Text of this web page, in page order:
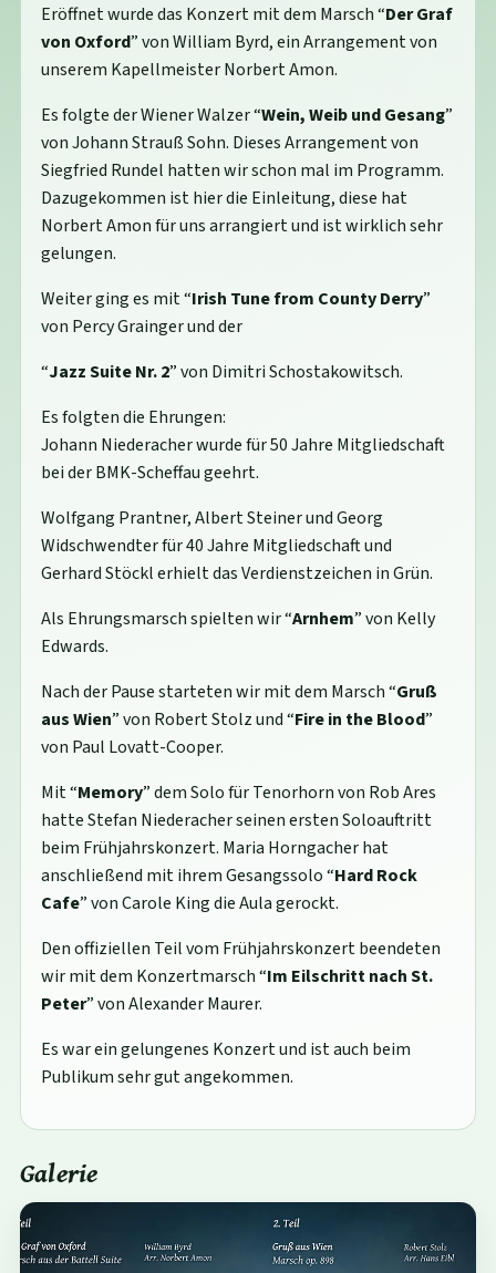
Eröffnet wurde das Konzert mit dem Marsch “Der Graf
von Oxford” von William Byrd, ein Arrangement von
unserem Kapellmeister Norbert Amon.
Es folgte der Wiener Walzer “Wein, Weib und Gesang”
von Johann Strauß Sohn. Dieses Arrangement von
Siegfried Rundel hatten wir schon mal im Programm.
Dazugekommen ist hier die Einleitung, diese hat
Norbert Amon für uns arrangiert und ist wirklich sehr
gelungen.
Weiter ging es mit “Irish Tune from County Derry”
von Percy Grainger und der
“Jazz Suite Nr. 2” von Dimitri Schostakowitsch.
Es folgten die Ehrungen:
Johann Niederacher wurde für 50 Jahre Mitgliedschaft
bei der BMK-Scheffau geehrt.
Wolfgang Prantner, Albert Steiner und Georg
Widschwendter für 40 Jahre Mitgliedschaft und
Gerhard Stöckl erhielt das Verdienstzeichen in Grün.
Als Ehrungsmarsch spielten wir “Arnhem” von Kelly
Edwards.
Nach der Pause starteten wir mit dem Marsch “Gruß
aus Wien” von Robert Stolz und “Fire in the Blood”
von Paul Lovatt-Cooper.
Mit “Memory” dem Solo für Tenorhorn von Rob Ares
hatte Stefan Niederacher seinen ersten Soloauftritt
beim Frühjahrskonzert. Maria Horngacher hat
anschließend mit ihrem Gesangssolo “Hard Rock
Cafe” von Carole King die Aula gerockt.
Den offiziellen Teil vom Frühjahrskonzert beendeten
wir mit dem Konzertmarsch “Im Eilschritt nach St.
Peter” von Alexander Maurer.
Es war ein gelungenes Konzert und ist auch beim
Publikum sehr gut angekommen.
Galerie